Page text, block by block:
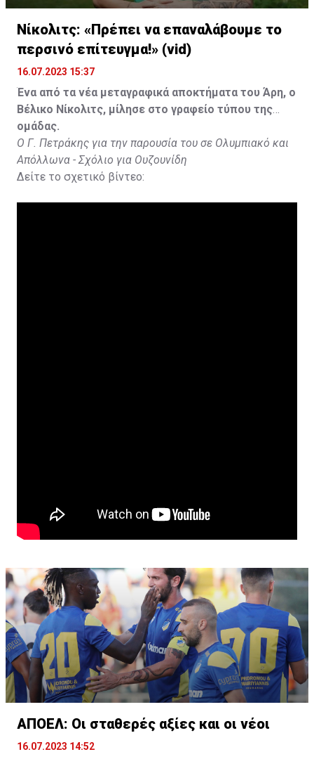
Νίκολιτς: «Πρέπει να επαναλάβουμε το
περσινό επίτευγμα!» (vid)
16.07.2023 15:37
Ένα από τα νέα μεταγραφικά αποκτήματα του Άρη, ο
Βέλικο Νίκολιτς, μίλησε στο γραφείο τύπου της
ομάδας.
Ο Γ. Πετράκης για την παρουσία του σε Ολυμπιακό και
Απόλλωνα - Σχόλιο για Ουζουνίδη
Δείτε το σχετικό βίντεο:
ΑΠΟΕΛ: Οι σταθερές αξίες και οι νέοι
16.07.2023 14:52